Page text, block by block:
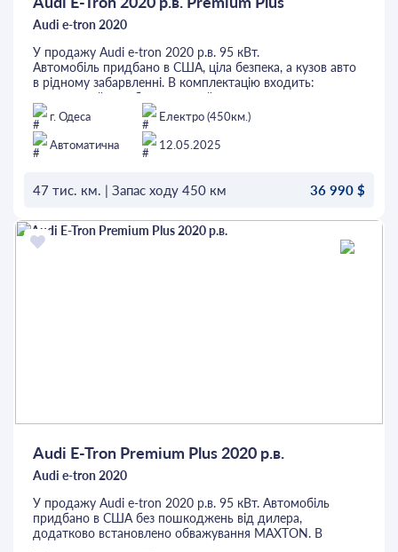
Audi e-tron 2020
У продажу Audi e-tron 2020 р.в. 95 кВт.
Автомобіль придбано в США, ціла безпека, а кузов авто
в рідному забарвленні. В комплектацію входить:
панорамний дах, без ключовий доступ, камера заднього
огляду, бездротова зарядка, 4х зонний клімат,
адаптивний круїз, утримання в полосі, контроль сліпих
зон, підігріви всіх сидінь та керма, вентиляція
переднього ряду, музична система Bang&Olufsen, багато
Перед придбанням автомобіль можна перевірити на
будь-якому СТО. Це та інші авто можна придбати в
кредит або лізинг.
Придивись, можливо саме це - Твоє Авто.
г. Одеса
Електро (450км.)
Автоматична
12.05.2025
47 тис. км. | Запас ходу 450 км 36 990 $
ОСТАВИТЬ ЗАЯВКУ
Audi E-Tron Premium Plus 2020 р.в.
Audi e-tron 2020
У продажу Audi e-tron 2020 р.в. 95 кВт. Автомобіль
придбано в США без пошкоджень від дилера,
додатково встановлено обважування MAXTON. В